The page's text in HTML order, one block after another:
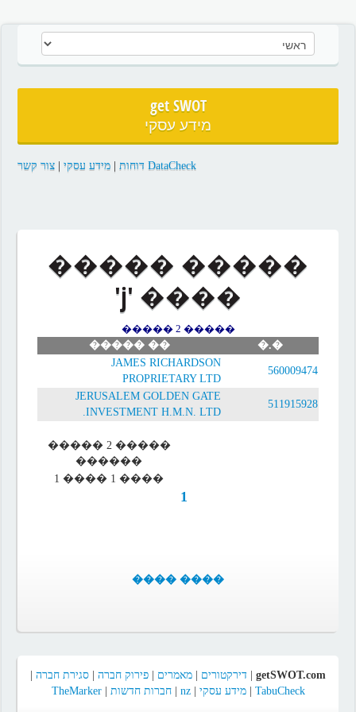
get SWOT
מידע עסקי
DataCheck דוחות | מידע עסקי| צור קשר
����� �����
���� 'j'
����� 2 �����
�.�
�� �����
560009474
JAMES RICHARDSON
PROPRIETARY LTD
511915928
JERUSALEM GOLDEN GATE
INVESTMENT H.M.N. LTD.
����� 2 �����
������
���� 1 ���� 1
1
���� ����
getSWOT.com דירקטורים מאמרים פירוק חברה סגירת חברה
TabuCheck
|מידע עסקי |
nz
|חברות חדשות |
TheMarker